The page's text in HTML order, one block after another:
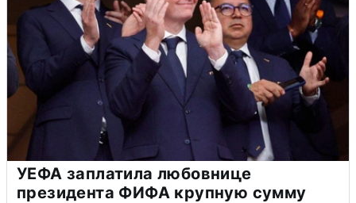
УЕФА заплатила любовнице
президента ФИФА крупную сумму